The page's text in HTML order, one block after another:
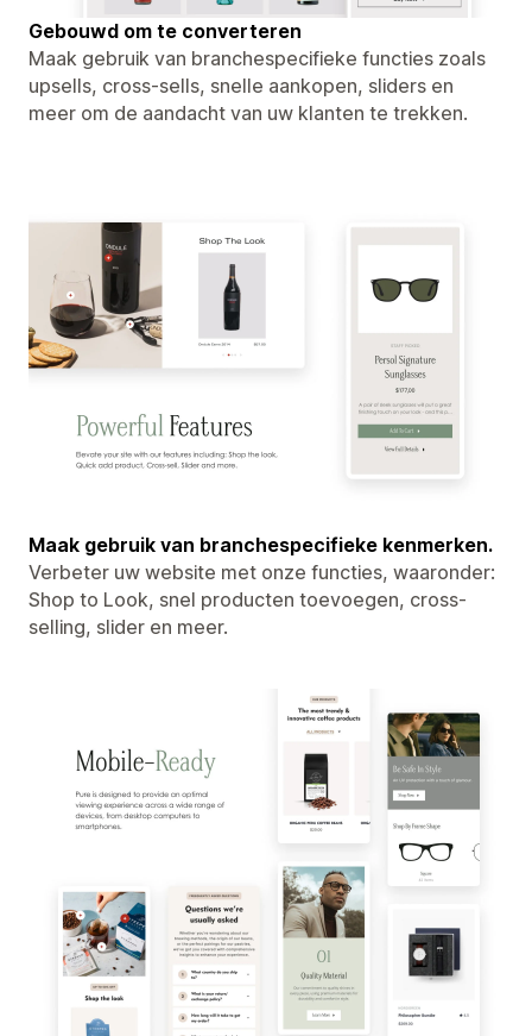
Gebouwd om te converteren
Maak gebruik van branchespecifieke functies zoals
upsells, cross-sells, snelle aankopen, sliders en
meer om de aandacht van uw klanten te trekken.
Maak gebruik van branchespecifieke kenmerken.
Verbeter uw website met onze functies, waaronder:
Shop to Look, snel producten toevoegen, cross-
selling, slider en meer.